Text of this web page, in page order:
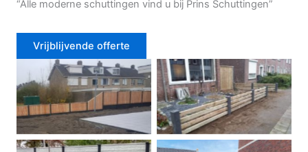
“Alle moderne schuttingen vind u bij Prins Schuttingen”
Vrijblijvende offerte
Douglas schutting Tuinhek voortuin